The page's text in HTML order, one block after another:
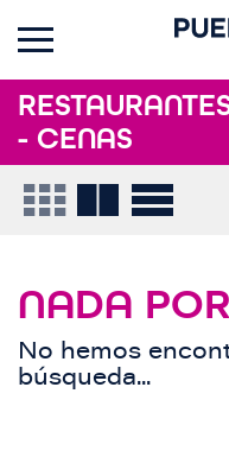
- CENAS
NADA
No hemos
búsqueda...